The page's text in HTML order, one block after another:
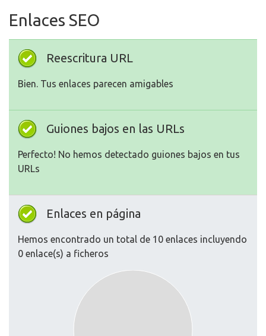
Enlaces SEO
Reescritura URL
Bien. Tus enlaces parecen amigables
Guiones bajos en las URLs
Perfecto! No hemos detectado guiones bajos en tus
URLs
Enlaces en página
Hemos encontrado un total de 10 enlaces incluyendo
0 enlace(s) a ficheros